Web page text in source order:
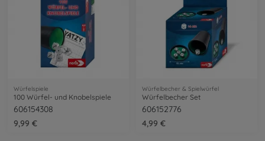
Würfelspiele
100 Würfel- und Knobelspiele
606154308
9,99 €
Würfelbecher & Spielwürfel
Würfelbecher Set
606152776
4,99 €